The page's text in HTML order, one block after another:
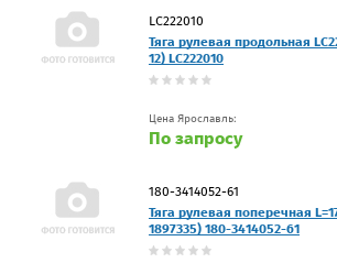
LC222010
Тяга рулевая продольная
12) LC222010
Цена Ярославль:
По запросу
180-3414052-61
Тяга рулевая поперечная
1897335) 180-3414052-61